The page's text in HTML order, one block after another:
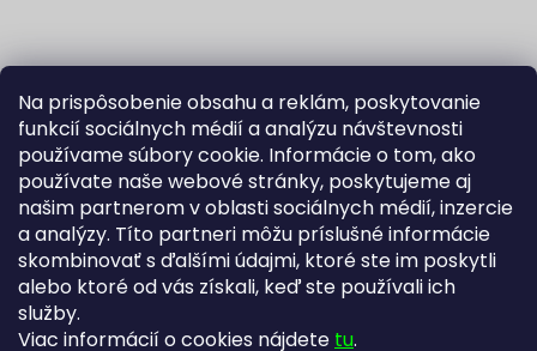
Na prispôsobenie obsahu a reklám, poskytovanie
funkcií sociálnych médií a analýzu návštevnosti
používame súbory cookie. Informácie o tom, ako
používate naše webové stránky, poskytujeme aj
našim partnerom v oblasti sociálnych médií, inzercie
a analýzy. Títo partneri môžu príslušné informácie
skombinovať s ďalšími údajmi, ktoré ste im poskytli
alebo ktoré od vás získali, keď ste používali ich
služby.
Viac informácií o cookies nájdete tu.
Sledovať na Instagrame
Fortuna Aurum na Heureka.sk